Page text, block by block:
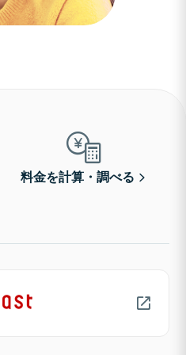
料金を計算・調べる